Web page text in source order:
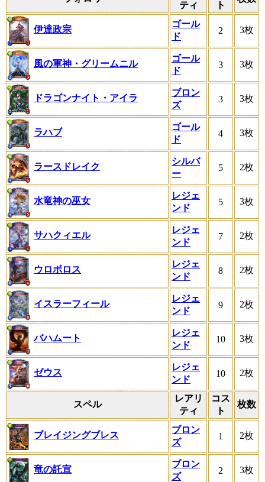
ティ ト
伊達政宗
ゴール
ド
2 3枚
風の軍神・グリームニル
ゴール
ド
3 3枚
ドラゴンナイト・アイラ
ブロン
ズ
3 3枚
ラハブ
ゴール
ド
4 3枚
ラースドレイク
シルバ
ー
5 2枚
水竜神の巫女
レジェ
ンド
5 3枚
サハクィエル
レジェ
ンド
7 2枚
ウロボロス
レジェ
ンド
8 2枚
イスラーフィール
レジェ
ンド
9 2枚
バハムート
レジェ
ンド
10 3枚
ゼウス
レジェ
ンド
10 2枚
スペル
レアリ
ティ
コス
ト
枚数
ブレイジングブレス
ブロン
ズ
1 2枚
竜の託宣
ブロン
ズ
2 3枚